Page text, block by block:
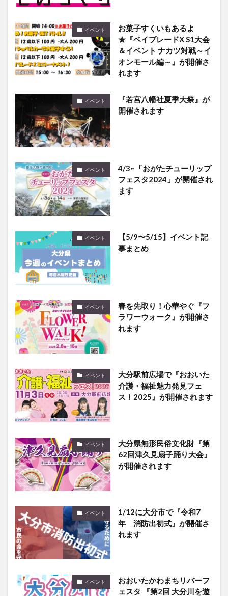
イベント
お菓子すくいもあるよ
★『ベイブレードX S1大会
＆イベント ナカツ対戦～イ
オンモール編～』が開催さ
れます
イベント
『若宮八幡社夏季大祭』が
開催されます
イベント
4/3~「おがたチューリップ
フェスタ2024」が開催され
ます
イベント
【5/9〜5/15】イベント記
事まとめ
イベント
春を先取り！心華やぐ『フ
ラワーウォーク』が開催さ
れます
イベント
大分駅前広場で『おおいた
介護・福祉魅力発見フェ
ス！2025』が開催されます
イベント
大分県無形民俗文化財『第
62回津久見扇子踊り大会』
が開催されます
イベント
1/12に大分市で『令和7
年 消防出初式』が開催さ
れます
イベント
おおいたかわまちリバーフ
ェスタ 『第2回 大分川を遊